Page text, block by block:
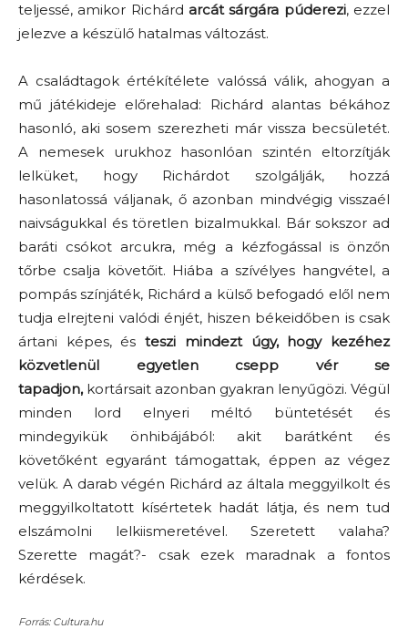
teljessé, amikor Richárd arcát sárgára púderezi, ezzel
jelezve a készülő hatalmas változást.
A családtagok értékítélete valóssá válik, ahogyan a
mű játékideje előrehalad: Richárd alantas békához
hasonló, aki sosem szerezheti már vissza becsületét.
A nemesek urukhoz hasonlóan szintén eltorzítják
lelküket, hogy Richárdot szolgálják, hozzá
hasonlatossá váljanak, ő azonban mindvégig visszaél
naivságukkal és töretlen bizalmukkal. Bár sokszor ad
baráti csókot arcukra, még a kézfogással is önzőn
tőrbe csalja követőit. Hiába a szívélyes hangvétel, a
pompás színjáték, Richárd a külső befogadó elől nem
tudja elrejteni valódi énjét, hiszen békeidőben is csak
ártani képes, ésteszi mindezt úgy, hogy kezéhez
közvetlenül egyetlen csepp vér se
tapadjon,kortársait azonban gyakran lenyűgözi. Végül
minden lord elnyeri méltó büntetését és
mindegyikük önhibájából: akit barátként és
követőként egyaránt támogattak, éppen az végez
velük. A darab végén Richárd az általa meggyilkolt és
meggyilkoltatott kísértetek hadát látja, és nem tud
elszámolni lelkiismeretével. Szeretett valaha?
Szerette magát?- csak ezek maradnak a fontos
kérdések.
Forrás: Cultura.hu